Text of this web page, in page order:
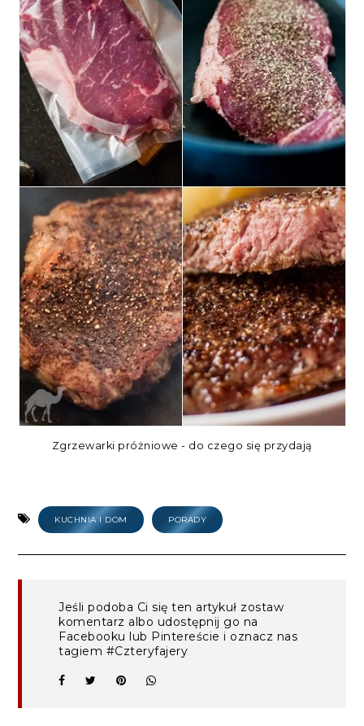
Zgrzewarki próżniowe - do czego się przydają
KUCHNIA I DOM PORADY
Jeśli podoba Ci się ten artykuł zostaw
komentarz albo udostępnij go na
Facebooku lub Pintereście i oznacz nas
tagiem #Czteryfajery